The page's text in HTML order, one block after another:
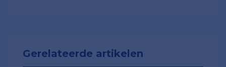
Gerelateerde artikelen